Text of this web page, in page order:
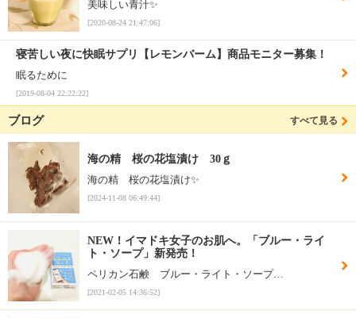
美味しい青汁✨
[2020-08-24 21:47:06]
寝苦しい夜に快眠サプリ【レモンバーム】商品モニター募集！
眠るために
[2019-08-04 22:22:22]
ブログ すべて見る
海の精 桜の花塩漬け 30ｇ
海の精 桜の花塩漬け✨
[2024-11-08 06:49:44]
NEW！イマドキ女子のお肌へ。「ブルー・ライ
ト・ソープ」新発売！
ペリカン石鹸 ブルー・ライト・ソープ…
[2021-02-05 14:36:52]